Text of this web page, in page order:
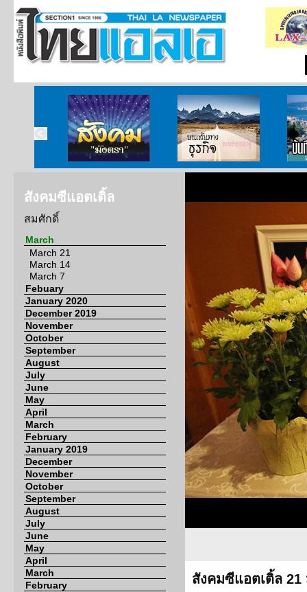
สังคมมังตรา บนเส้นทางธุรกิจ บั
สังคมซีแอตเติ้ล
สมศักดิ์
March
March 21
March 14
March 7
Febuary
January 2020
December 2019
November
October
September
August
July
June
May
April
March
February
January 2019
December
November
October
September
August
July
June
May
April
March
February
สังคมซีแอตเติ้ล 21